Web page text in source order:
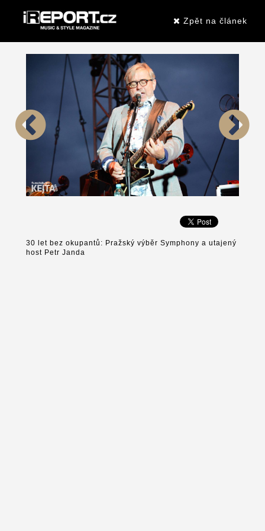
Zpět na článek
30 let bez okupantů: Pražský výběr Symphony a utajený
host Petr Janda